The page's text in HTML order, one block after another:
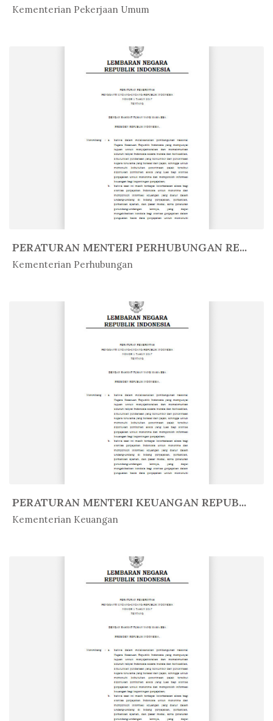
Kementerian Pekerjaan Umum
In Peratur...
PERATURAN MENTERI PERHUBUNGAN RE...
Kementerian Perhubungan
In Peratur...
PERATURAN MENTERI KEUANGAN REPUB...
Kementerian Keuangan
In Peratur...